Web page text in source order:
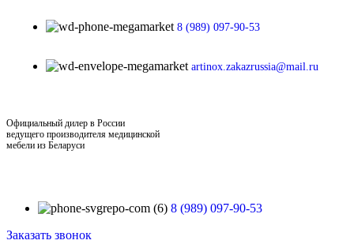
8 (989) 097-90-53
artinox.zakazrussia@mail.ru
Официальный дилер в России
ведущего производителя медицинской
мебели из Беларуси
8 (989) 097-90-53
Заказать звонок